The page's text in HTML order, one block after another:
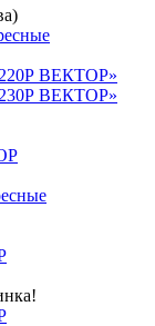
ВЕКТОР»
ВЕКТОР»